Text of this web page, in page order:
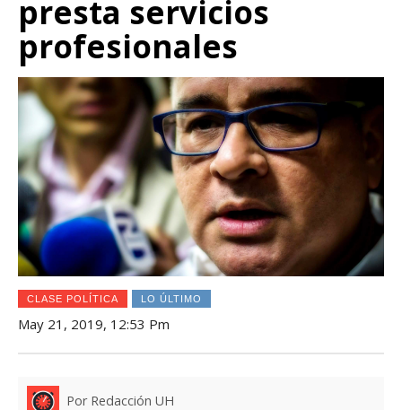
presta servicios
profesionales
CLASE POLÍTICA LO ÚLTIMO
May 21, 2019, 12:53 Pm
Por Redacción UH